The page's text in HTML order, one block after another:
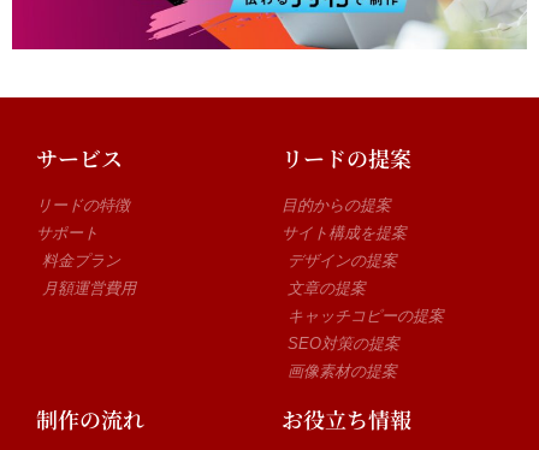
サービス
リードの特徴
サポート
料金プラン
月額運営費用
リードの提案
目的からの提案
サイト構成を提案
デザインの提案
文章の提案
キャッチコピーの提案
SEO対策の提案
画像素材の提案
制作の流れ お役立ち情報